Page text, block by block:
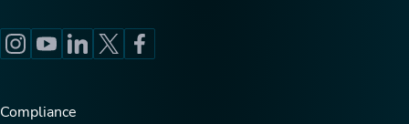
Compliance